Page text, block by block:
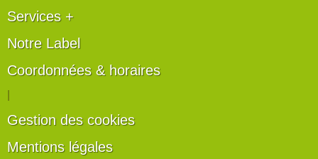
Services +
Notre Label
Coordonnées & horaires
Gestion des cookies
Mentions légales